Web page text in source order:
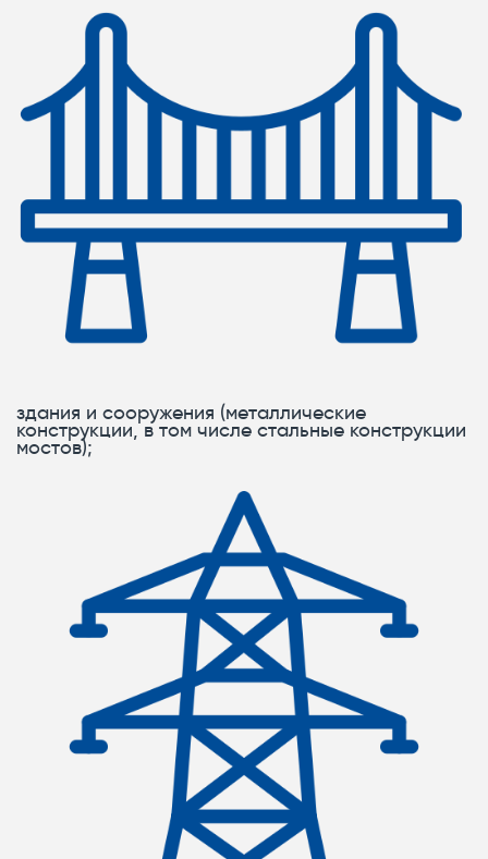
здания и сооружения (металлические
конструкции, в том числе стальные конструкции
мостов);